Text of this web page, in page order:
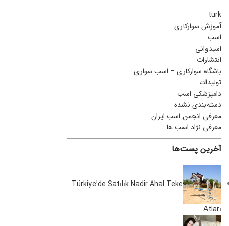
turk
آموزش سوارکاری
اسب
اسبدوانی
انتشارات
باشگاه سوارکاری – اسب سواری
تولیدات
دامپزشکی اسب
دسته‌بندی نشده
معرفی انجمن اسب ایران
معرفی نژاد اسب ها
آخرین پست‌ها
Türkiye’de Satılık Nadir Ahal Teke
Atları